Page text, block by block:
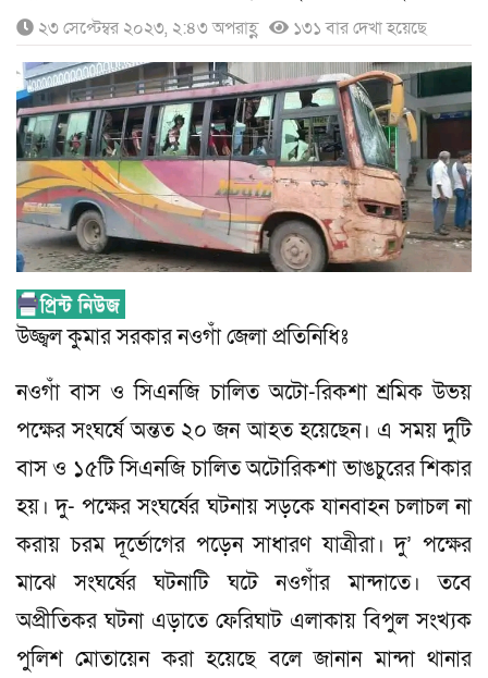
২৩ সেপ্টেম্বর ২০২৩, ২:৪৩ অপরাহ্ণ ১৩১ বার দেখা হয়েছে
উজ্জ্বল কুমার সরকার নওগাঁ জেলা প্রতিনিধিঃ
নওগাঁ বাস ও সিএনজি চালিত অটো-রিকশা শ্রমিক উভয়
পক্ষের সংঘর্ষে অন্তত ২০ জন আহত হয়েছেন। এ সময় দুটি
বাস ও ১৫টি সিএনজি চালিত অটোরিকশা ভাঙচুরের শিকার
হয়। দু- পক্ষের সংঘর্ষের ঘটনায় সড়কে যানবাহন চলাচল না
করায় চরম দূর্ভোগের পড়েন সাধারণ যাত্রীরা। দু’ পক্ষের
মাঝে সংঘর্ষের ঘটনাটি ঘটে নওগাঁর মান্দাতে। তবে
অপ্রীতিকর ঘটনা এড়াতে ফেরিঘাট এলাকায় বিপুল সংখ্যক
পুলিশ মোতায়েন করা হয়েছে বলে জানান মান্দা থানার